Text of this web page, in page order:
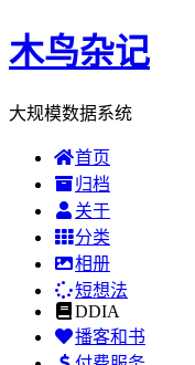
木鸟杂记
大规模数据系统
首页
归档
关于
分类
相册
短想法
DDIA
播客和书